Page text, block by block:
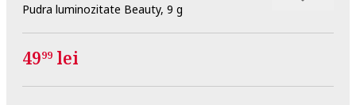
Pudra luminozitate Beauty, 9 g
4999 lei